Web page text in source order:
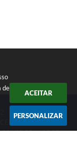
de
ACEITAR
PERSONALIZAR
- 13:00 as 17:00